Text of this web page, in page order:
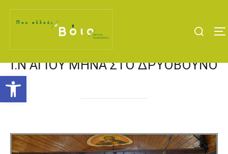
Ανοίξτε τη γραμμή εργαλείων
Ι.Ν ΑΓΊΟΥ ΜΗΝΆ ΣΤΟ ΔΡΥΌΒΟΥΝΟ